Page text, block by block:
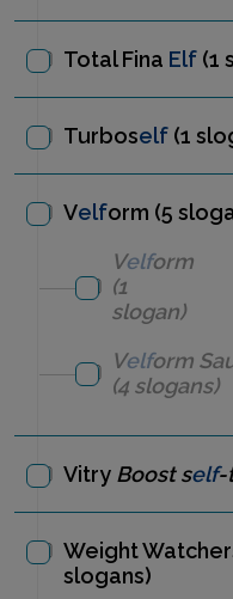
Total Fina Elf (1
Turboself (1
Velform (5
Velform
(1
slogan)
Velform
(4 slogans)
Vitry Boost self-
Weight
slogans)